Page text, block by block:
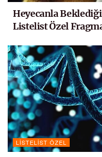
Heyecanla
Listelist Özel
LISTELIST ÖZEL